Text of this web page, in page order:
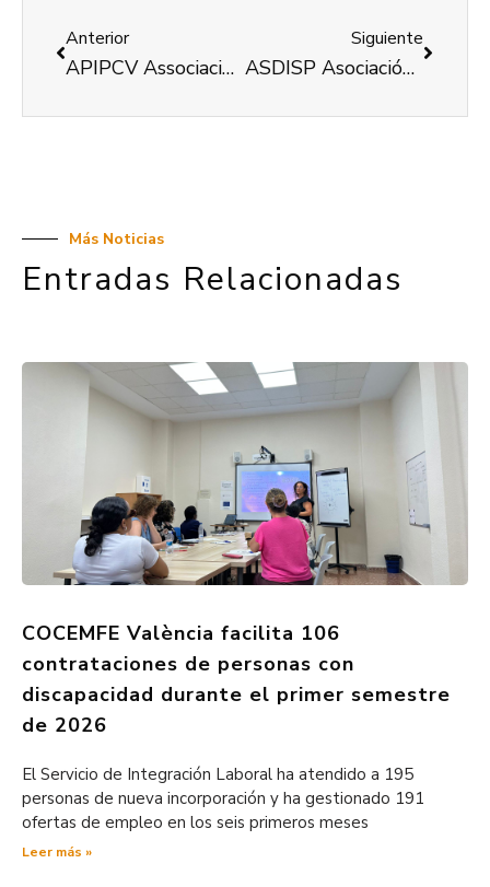
Anterior
APIPCV Associació Del Polio I Síndrome Postpolio De La Comunitat Valenciana
Siguiente
ASDISP Asociación de Personas con Diversidad Funcional de la Pobla de Vallbona
Más Noticias
Entradas Relacionadas
COCEMFE València facilita 106
contrataciones de personas con
discapacidad durante el primer semestre
de 2026
El Servicio de Integración Laboral ha atendido a 195
personas de nueva incorporación y ha gestionado 191
ofertas de empleo en los seis primeros meses
Leer más »